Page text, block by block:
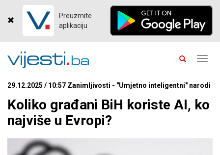
Preuzmite
aplikaciju
29.12.2025 / 10:57 Zanimljivosti - "Umjetno inteligentni" narodi
Koliko građani BiH koriste AI, ko
najviše u Evropi?